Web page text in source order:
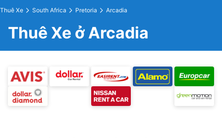
Thuê Xe South Africa Pretoria Arcadia
Thuê Xe ở Arcadia